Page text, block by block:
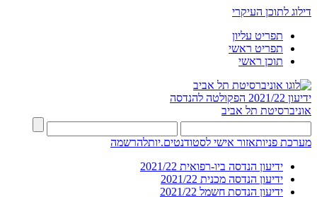
דילוג לתוכן העיקרי
תפריט עליון
תפריט ראשי
תוכן ראשי
ידיעון 2021/22
הפקולטה להנדסה
אוניברסיטת תל אביב
מערכת פניותאזור אישי לסטודנטים.יותלהרשמה
ידיעון הנדסה ביו-רפואית 2021/22
ידיעון הנדסה מכנית 2021/22
ידיעון הנדסת חשמל 2021/22